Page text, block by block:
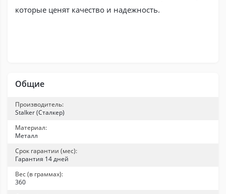
которые ценят качество и надежность.
Общие
Производитель:
Stalker (Сталкер)
Материал:
Металл
Срок гарантии (мес):
Гарантия 14 дней
Вес (в граммах):
360